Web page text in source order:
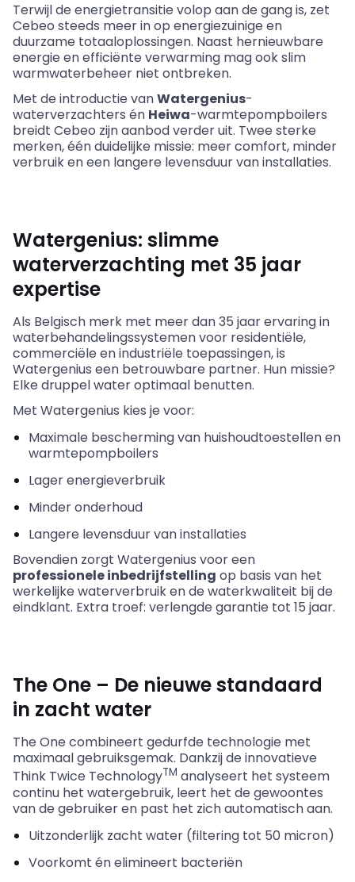
Terwijl de energietransitie volop aan de gang is, zet
Cebeo steeds meer in op energiezuinige en
duurzame totaaloplossingen. Naast hernieuwbare
energie en efficiënte verwarming mag ook slim
warmwaterbeheer niet ontbreken.
Met de introductie vanWatergenius-
waterverzachters én Heiwa-warmtepompboilers
breidt Cebeo zijn aanbod verder uit. Twee sterke
merken, één duidelijke missie: meer comfort, minder
verbruik en een langere levensduur van installaties.
Watergenius: slimme
waterverzachting met 35 jaar
expertise
Als Belgisch merk met meer dan 35 jaar ervaring in
waterbehandelingssystemen voor residentiële,
commerciële en industriële toepassingen, is
Watergenius een betrouwbare partner. Hun missie?
Elke druppel water optimaal benutten.
Met Watergenius kies je voor:
Maximale bescherming van huishoudtoestellen en
warmtepompboilers
Lager energieverbruik
Minder onderhoud
Langere levensduur van installaties
Bovendien zorgt Watergenius voor een
professionele inbedrijfstelling op basis van het
werkelijke waterverbruik en de waterkwaliteit bij de
eindklant. Extra troef: verlengde garantie tot 15 jaar.
The One – De nieuwe standaard
in zacht water
The One combineert gedurfde technologie met
maximaal gebruiksgemak. Dankzij de innovatieve
Think Twice TechnologyTM analyseert het systeem
continu het watergebruik, leert het de gewoontes
van de gebruiker en past het zich automatisch aan.
Uitzonderlijk zacht water (filtering tot 50 micron)
Voorkomt én elimineert bacteriën